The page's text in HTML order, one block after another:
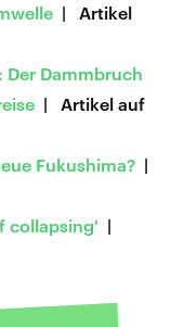
| Artikel
Der Dammbruch
| Artikel auf
Fukushima? |
collapsing' |